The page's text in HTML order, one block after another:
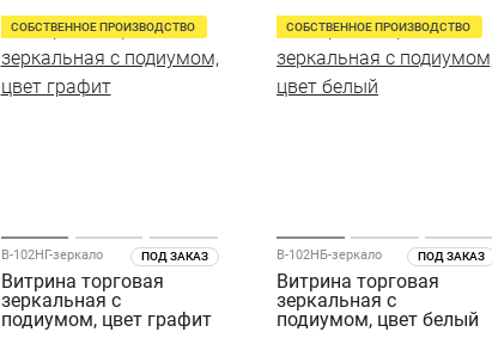
СОБСТВЕННОЕ ПРОИЗВОДСТВО
ПОД ЗАКАЗ
В-102НГ-зеркало
Витрина торговая
зеркальная с
подиумом, цвет графит
СОБСТВЕННОЕ ПРОИЗВОДСТВО
ПОД ЗАКАЗ
В-102НБ-зеркало
Витрина торговая
зеркальная с
подиумом, цвет белый